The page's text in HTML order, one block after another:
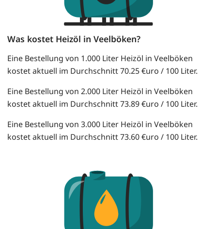
Was kostet Heizöl in Veelböken?
Eine Bestellung von 1.000 Liter Heizöl in Veelböken
kostet aktuell im Durchschnitt 70.25 €uro / 100 Liter.
Eine Bestellung von 2.000 Liter Heizöl in Veelböken
kostet aktuell im Durchschnitt 73.89 €uro / 100 Liter.
Eine Bestellung von 3.000 Liter Heizöl in Veelböken
kostet aktuell im Durchschnitt 73.60 €uro / 100 Liter.